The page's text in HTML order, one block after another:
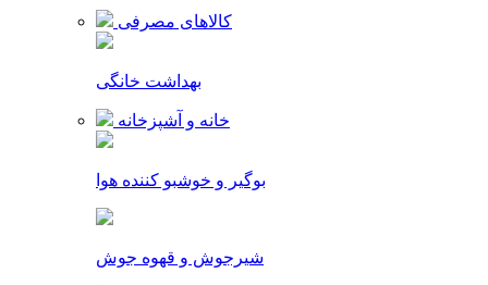
کالاهای مصرفی
بهداشت خانگی
خانه و آشپزخانه
بوگیر و خوشبو کننده هوا
شیرجوش و قهوه جوش